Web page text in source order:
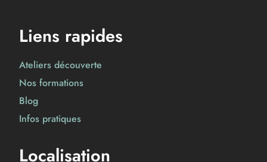
Liens rapides
Ateliers découverte
Nos formations
Blog
Infos pratiques
Localisation